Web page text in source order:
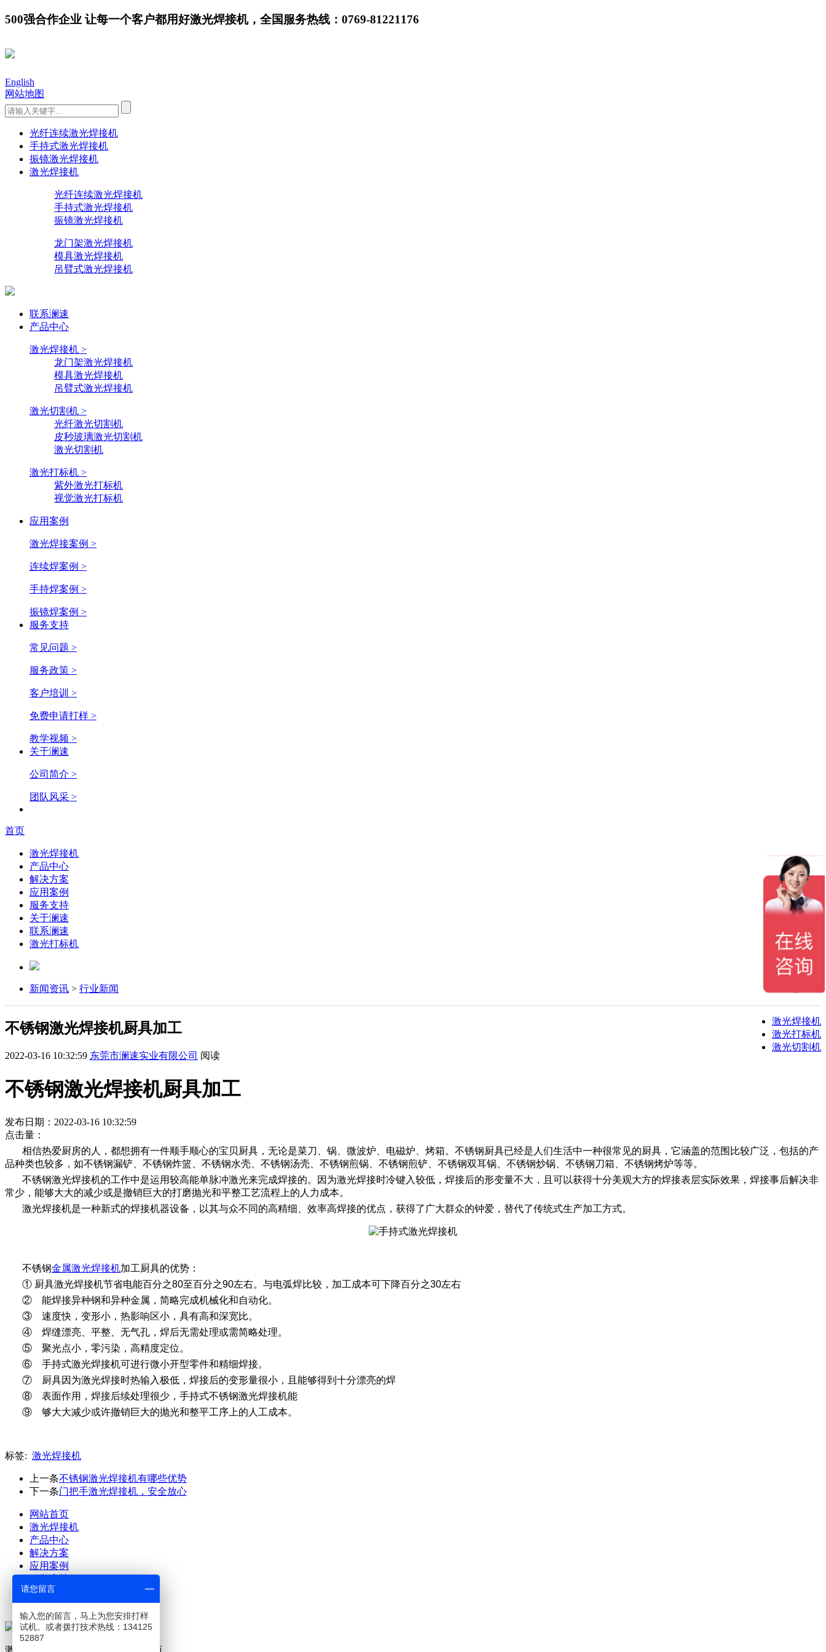
500强合作企业 让每一个客户都用好激光焊接机，全国服务热线：0769-81221176
English
网站地图
光纤连续激光焊接机
手持式激光焊接机
振镜激光焊接机
激光焊接机
光纤连续激光焊接机
手持式激光焊接机
振镜激光焊接机
龙门架激光焊接机
模具激光焊接机
吊臂式激光焊接机
联系澜速
产品中心
激光焊接机 >
龙门架激光焊接机
模具激光焊接机
吊臂式激光焊接机
激光切割机 >
光纤激光切割机
皮秒玻璃激光切割机
激光切割机
激光打标机 >
紫外激光打标机
视觉激光打标机
应用案例
激光焊接案例 >
连续焊案例 >
手持焊案例 >
振镜焊案例 >
服务支持
常见问题 >
服务政策 >
客户培训 >
免费申请打样 >
教学视频 >
关于澜速
公司简介 >
团队风采 >
首页
激光焊接机
产品中心
解决方案
应用案例
服务支持
关于澜速
联系澜速
激光打标机
新闻资讯 > 行业新闻
激光焊接机
激光打标机
激光切割机
不锈钢激光焊接机厨具加工
2022-03-16 10:32:59 东莞市澜速实业有限公司 阅读
不锈钢激光焊接机厨具加工
发布日期：2022-03-16 10:32:59
点击量：
相信热爱厨房的人，都想拥有一件顺手顺心的宝贝厨具，无论是菜刀、锅、微波炉、电磁炉、烤箱。不锈钢厨具已经是人们生活中一种很常见的厨具，它涵盖的范围比较广泛，包括的产
品种类也较多，如不锈钢漏铲、不锈钢炸篮、不锈钢水壳、不锈钢汤壳、不锈钢煎锅、不锈钢煎铲、不锈钢双耳锅、不锈钢炒锅、不锈钢刀箱、不锈钢烤炉等等。
不锈钢激光焊接机的工作中是运用较高能单脉冲激光来完成焊接的。因为激光焊接时冷键入较低，焊接后的形变量不大，且可以获得十分美观大方的焊接表层实际效果，焊接事后解决非
常少，能够大大的减少或是撤销巨大的打磨抛光和平整工艺流程上的人力成本。
激光焊接机是一种新式的焊接机器设备，以其与众不同的高精细、效率高焊接的优点，获得了广大群众的钟爱，替代了传统式生产加工方式。
不锈钢金属激光焊接机加工厨具的优势：
① 厨具激光焊接机节省电能百分之80至百分之90左右。与电弧焊比较，加工成本可下降百分之30左右
② 能焊接异种钢和异种金属，简略完成机械化和自动化。
③ 速度快，变形小，热影响区小，具有高和深宽比。
④ 焊缝漂亮、平整、无气孔，焊后无需处理或需简略处理。
⑤ 聚光点小，零污染，高精度定位。
⑥ 手持式激光焊接机可进行微小开型零件和精细焊接。
⑦ 厨具因为激光焊接时热输入极低，焊接后的变形量很小，且能够得到十分漂亮的焊
⑧ 表面作用，焊接后续处理很少，手持式不锈钢激光焊接机能
⑨ 够大大减少或许撤销巨大的抛光和整平工序上的人工成本。
标签: 激光焊接机
上一条不锈钢激光焊接机有哪些优势
下一条门把手激光焊接机，安全放心
网站首页
激光焊接机
产品中心
解决方案
应用案例
关于澜速
联系澜速
请您留言
输入您的留言，马上为您安排打样
试机。或者拨打技术热线：134125
52887